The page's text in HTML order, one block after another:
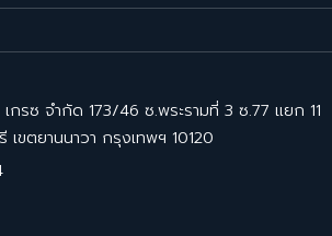
กรซ จำกัด 173/46 ซ.พระรามที่ 3 ซ.77 แยก 11
ขตยานนาวา กรุงเทพฯ 10120